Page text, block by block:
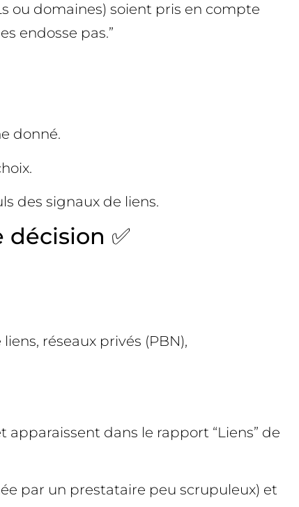
ou domaines) soient pris en compte
endosse pas.”
donné.
des signaux de liens.
✅
réseaux privés (PBN),
dans le rapport “Liens” de
par un prestataire peu scrupuleux) et